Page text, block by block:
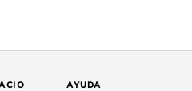
AYUDA